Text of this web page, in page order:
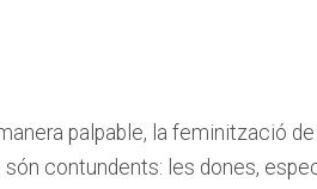
palpable, la feminització
contundents: les‌ dones,